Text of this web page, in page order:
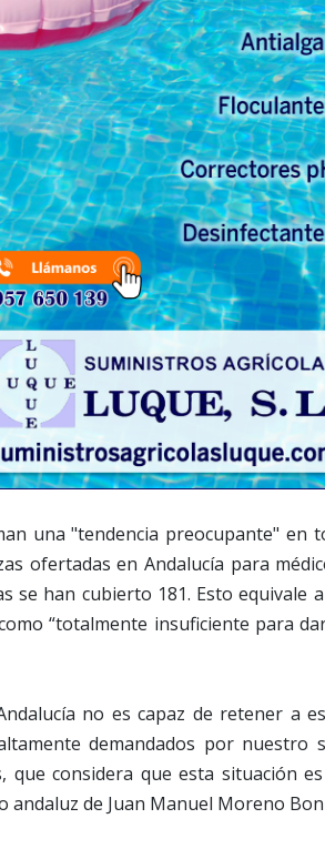
una "tendencia preocupante" en
ofertadas en Andalucía para
se han cubierto 181. Esto equivale
“totalmente insuficiente para
no es capaz de retener a
demandados por nuestro
que considera que esta situación
andaluz de Juan Manuel Moreno